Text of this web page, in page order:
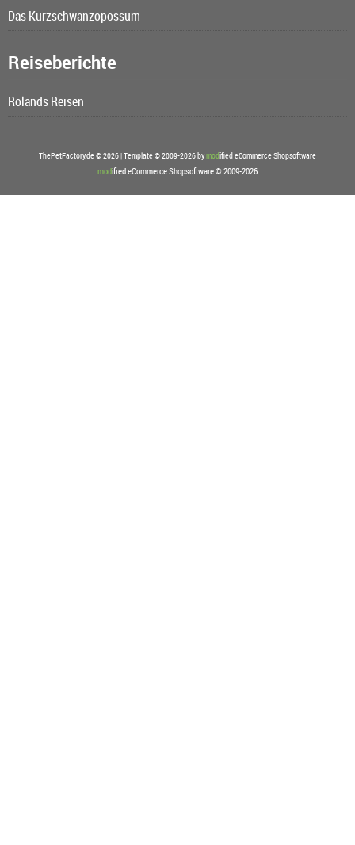
Das Kurzschwanzopossum
Reiseberichte
Rolands Reisen
ThePetFactory.de © 2026 | Template © 2009-2026 bymodified eCommerce Shopsoftware
modified eCommerce Shopsoftware © 2009-2026